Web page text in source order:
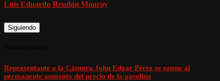
Luis Eduardo Rendón Monroy
Siguiendo
Representante a la Cámara John Edgar Pérez se opone al
permanente aumento del precio de la gasolina